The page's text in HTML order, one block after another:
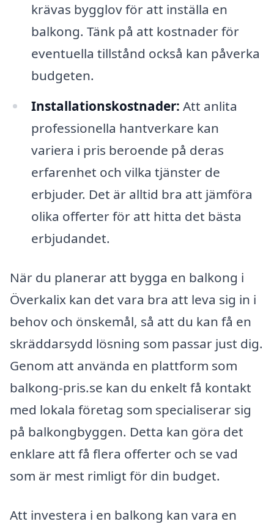
krävas bygglov för att inställa en
balkong. Tänk på att kostnader för
eventuella tillstånd också kan påverka
budgeten.
Installationskostnader: Att anlita
professionella hantverkare kan
variera i pris beroende på deras
erfarenhet och vilka tjänster de
erbjuder. Det är alltid bra att jämföra
olika offerter för att hitta det bästa
erbjudandet.
När du planerar att bygga en balkong i
Överkalix kan det vara bra att leva sig in i
behov och önskemål, så att du kan få en
skräddarsydd lösning som passar just dig.
Genom att använda en plattform som
balkong-pris.se kan du enkelt få kontakt
med lokala företag som specialiserar sig
på balkongbyggen. Detta kan göra det
enklare att få flera offerter och se vad
som är mest rimligt för din budget.
Att investera i en balkong kan vara en